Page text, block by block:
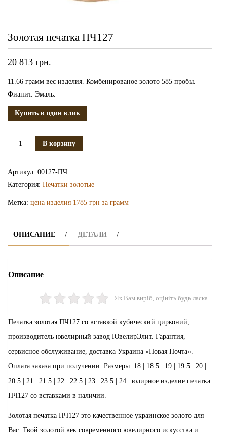
Золотая печатка ПЧ127
20 813 грн.
11.66 грамм вес изделия. Комбенированое золото 585 пробы.
Фианит. Эмаль.
Купить в один клик
КоличествоВ корзину
Артикул: 00127-ПЧ
Категория: Печатки золотые
Метка: цена изделия 1785 грн за грамм
ОПИСАНИЕ ДЕТАЛИ
Описание
Як Вам виріб, оцініть будь ласка
Печатка золотая ПЧ127 со вставкой кубический цирконий,
производитель ювелирный завод ЮвелирЭлит. Гарантия,
сервисное обслуживание, доставка Украина «Новая Почта».
Оплата заказа при получении. Размеры: 18 | 18.5 | 19 | 19.5 | 20 |
20.5 | 21 | 21.5 | 22 | 22.5 | 23 | 23.5 | 24 | юлирное изделие печатка
ПЧ127 со вставками в наличии.
Золотая печатка ПЧ127 это качественное украинское золото для
Вас. Твой золотой век современного ювелирного искусства и